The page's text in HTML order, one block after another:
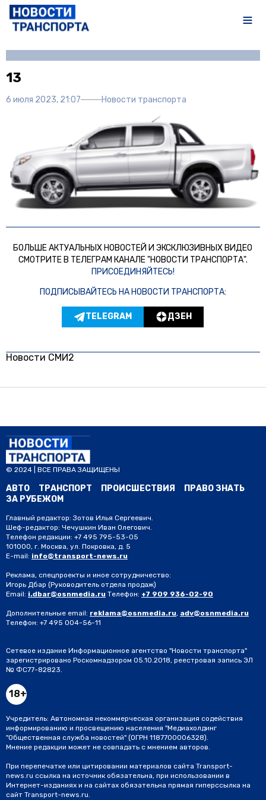
13
6 июля 2023, 21:07 Новости транспорта
БОЛЬШЕ АКТУАЛЬНЫХ НОВОСТЕЙ И ЭКСКЛЮЗИВНЫХ ВИДЕО
СМОТРИТЕ В ТЕЛЕГРАМ КАНАЛЕ "НОВОСТИ ТРАНСПОРТА".
ПРИСОЕДИНЯЙТЕСЬ!
ПОДПИСЫВАЙТЕСЬ НА НОВОСТИ ТРАНСПОРТА:
TELEGRAM ДЗЕН
Новости СМИ2
© 2024 | ВСЕ ПРАВА ЗАЩИЩЕНЫ
АВТО ТРАНСПОРТ ПРОИСШЕСТВИЯ
ПРАВО ЗНАТЬ
ЗА РУБЕЖОМ
Главный редактор: Зотов Илья Сергеевич.
Шеф-редактор: Чечушкин Иван Олегович.
Телефон редакции: +7 495 795-53-05
101000, г. Москва, ул. Покровка, д. 5
E-mail: info@transport-news.ru
Реклама, спецпроекты и иное сотрудничество:
Игорь Дбар (Руководитель отдела продаж)
Email: i.dbar@osnmedia.ru Телефон: +7 909 936-02-90
Дополнительные email: reklama@osnmedia.ru, adv@osnmedia.ru
Телефон: +7 495 004-56-11
Сетевое издание Информационное агентство "Новости транспорта"
зарегистрировано Роскомнадзором 05.10.2018, реестровая запись ЭЛ
№ ФС77-82823.
18+
Учредитель: Автономная некоммерческая организация содействия
информированию и просвещению населения "Медиахолдинг
"Общественная служба новостей" (ОГРН 1187700006328).
Мнение редакции может не совпадать с мнением авторов.
При перепечатке или цитировании материалов сайта Transport-
news.ru ссылка на источник обязательна, при использовании в
Интернет-изданиях и на сайтах обязательна прямая гиперссылка на
сайт Transport-news.ru.